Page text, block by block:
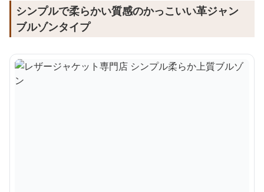
シンプルで柔らかい質感のかっこいい革ジャン
ブルゾンタイプ